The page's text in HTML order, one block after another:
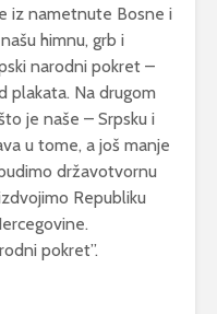
iz nametnute Bosne i
himnu, grb i
narodni pokret –
plakata. Na drugom
je naše – Srpsku i
u tome, a još manje
državotvornu
Republiku
pokret”.